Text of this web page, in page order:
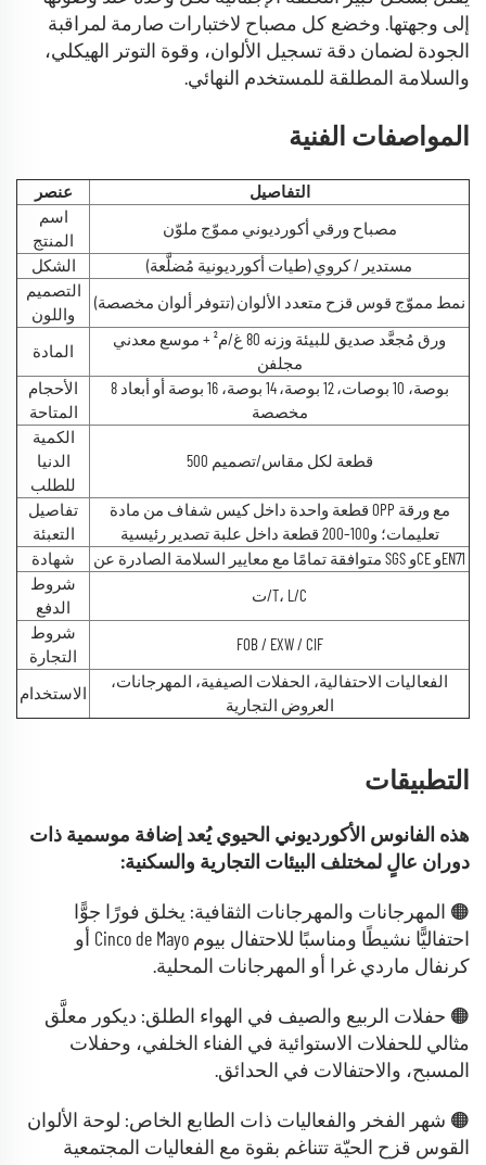
إلى وجهتها. وخضع كل مصباح لاختبارات صارمة لمراقبة
الجودة لضمان دقة تسجيل الألوان، وقوة التوتر الهيكلي،
والسلامة المطلقة للمستخدم النهائي.
المواصفات الفنية
عنصر
التفاصيل
اسم
المنتج
مصباح ورقي أكورديوني مموّج ملوّن
الشكل
مستدير / كروي (طيات أكورديونية مُضلَّعة)
التصميم
واللون
نمط مموّج قوس قزح متعدد الألوان (تتوفر ألوان مخصصة)
المادة
ورق مُجعَّد صديق للبيئة وزنه 80 غ/م² + موسع معدني
مجلفن
الأحجام
المتاحة
8 بوصة، 10 بوصات، 12 بوصة، 14 بوصة، 16 بوصة أو أبعاد
مخصصة
الكمية
الدنيا
للطلب
500 قطعة لكل مقاس/تصميم
تفاصيل
التعبئة
قطعة واحدة داخل كيس شفاف من مادة OPP مع ورقة
تعليمات؛ و100–200 قطعة داخل علبة تصدير رئيسية
شهادة
متوافقة تمامًا مع معايير السلامة الصادرة عن SGS وCE وEN71
شروط
الدفع
ت/T، L/C
شروط
التجارة
FOB / EXW / CIF
الاستخدام
الفعاليات الاحتفالية، الحفلات الصيفية، المهرجانات،
العروض التجارية
التطبيقات
هذه الفانوس الأكورديوني الحيوي يُعد إضافة موسمية ذات
دوران عالٍ لمختلف البيئات التجارية والسكنية:
🟠 المهرجانات والمهرجانات الثقافية: يخلق فورًا جوًّا
احتفاليًّا نشيطًا ومناسبًا للاحتفال بيوم Cinco de Mayo أو
كرنفال ماردي غرا أو المهرجانات المحلية.
🟠 حفلات الربيع والصيف في الهواء الطلق: ديكور معلَّق
مثالي للحفلات الاستوائية في الفناء الخلفي، وحفلات
المسبح، والاحتفالات في الحدائق.
🟠 شهر الفخر والفعاليات ذات الطابع الخاص: لوحة الألوان
القوس قزح الحيّة تتناغم بقوة مع الفعاليات المجتمعية